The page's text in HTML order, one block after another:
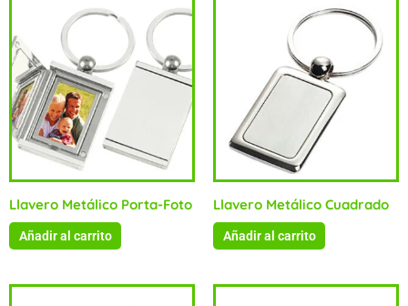
Llavero Metálico Porta-Foto
Añadir al carrito
Llavero Metálico Cuadrado
Añadir al carrito